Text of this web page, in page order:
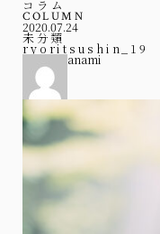
コラム
COLUMN
2020.07.24
未分類
ryoritsushin_19
anami